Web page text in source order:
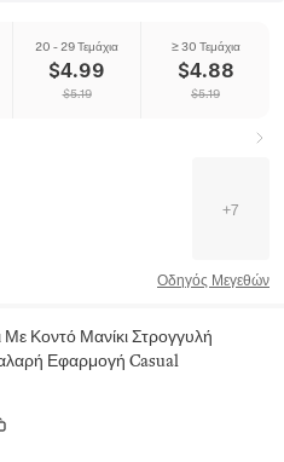
20 - 29 Τεμάχια
$4.99
$5.19
≥ 30 Τεμάχια
$4.88
$5.19
+7
Οδηγός Μεγεθών
Κοντό Μανίκι Στρογγυλή
Εφαρμογή Casual